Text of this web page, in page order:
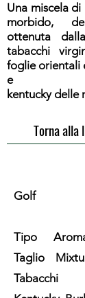
Una miscela
morbido,
ottenuta
tabacchi
foglie orientali
e
kentucky
Torna alla
Golf
Tipo
Taglio
Tabacchi